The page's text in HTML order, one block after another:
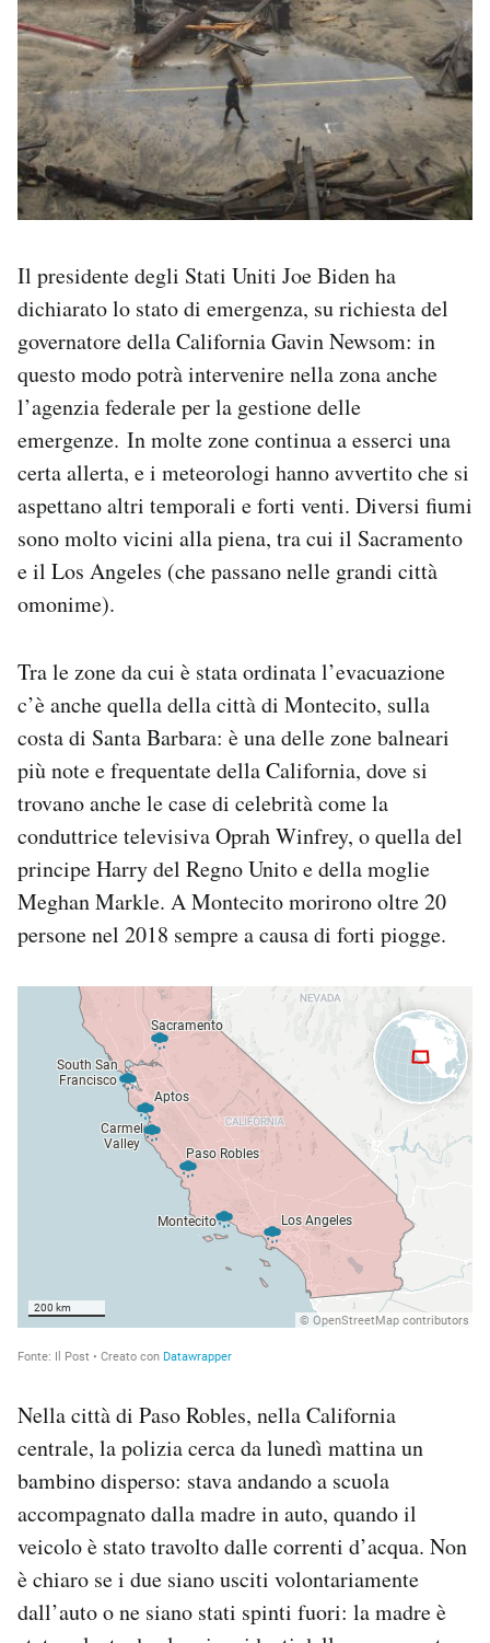
Il presidente degli Stati Uniti Joe Biden ha
dichiarato lo stato di emergenza, su richiesta del
governatore della California Gavin Newsom: in
questo modo potrà intervenire nella zona anche
l’agenzia federale per la gestione delle
emergenze. In molte zone continua a esserci una
certa allerta, e i meteorologi hanno avvertito che si
aspettano altri temporali e forti venti. Diversi fiumi
sono molto vicini alla piena, tra cui il Sacramento
e il Los Angeles (che passano nelle grandi città
omonime).
Tra le zone da cui è stata ordinata l’evacuazione
c’è anche quella della città di Montecito, sulla
costa di Santa Barbara: è una delle zone balneari
più note e frequentate della California, dove si
trovano anche le case di celebrità come la
conduttrice televisiva Oprah Winfrey, o quella del
principe Harry del Regno Unito e della moglie
Meghan Markle. A Montecito morirono oltre 20
persone nel 2018 sempre a causa di forti piogge.
Nella città di Paso Robles, nella California
centrale, la polizia cerca da lunedì mattina un
bambino disperso: stava andando a scuola
accompagnato dalla madre in auto, quando il
veicolo è stato travolto dalle correnti d’acqua. Non
è chiaro se i due siano usciti volontariamente
dall’auto o ne siano stati spinti fuori: la madre è